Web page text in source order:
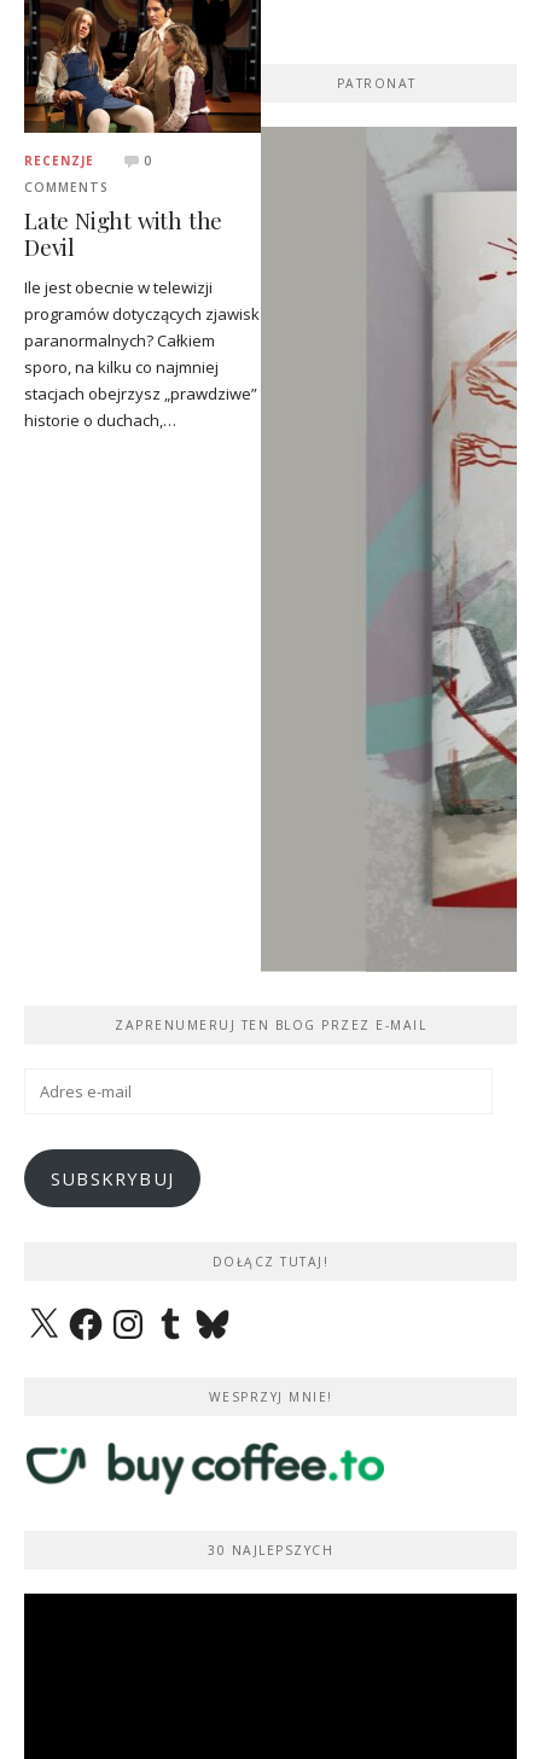
RECENZJE
0
COMMENTS
Late Night with the
Devil
Ile jest obecnie w telewizji
programów dotyczących zjawisk
paranormalnych? Całkiem
sporo, na kilku co najmniej
stacjach obejrzysz „prawdziwe”
historie o duchach,…
PATRONAT
ZAPRENUMERUJ TEN BLOG PRZEZ E-MAIL
Adres
SUBSKRYBUJ
DOŁĄCZ TUTAJ!
X FacebookInstagramTumblrBluesky
WESPRZYJ MNIE!
30 NAJLEPSZYCH